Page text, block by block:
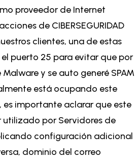
proveedor de Internet
de CIBERSEGURIDAD
clientes, una de estas
puerto 25 para evitar que por
y se auto generé SPAM
está ocupando este
es importante aclarar que este
utilizado por Servidores de
configuración adicional
dominio del correo